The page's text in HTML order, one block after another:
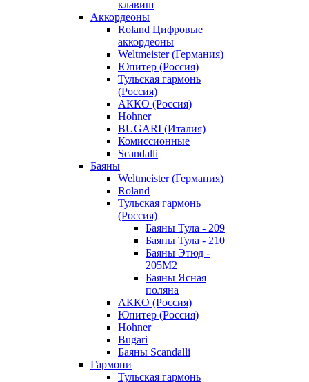
клавиш
Аккордеоны
Roland Цифровые
аккордеоны
Weltmeister (Германия)
Юпитер (Россия)
Тульская гармонь
(Россия)
АККО (Россия)
Hohner
BUGARI (Италия)
Комиссионные
Scandalli
Баяны
Weltmeister (Германия)
Roland
Тульская гармонь
(Россия)
Баяны Тула - 209
Баяны Тула - 210
Баяны Этюд -
205М2
Баяны Ясная
поляна
АККО (Россия)
Юпитер (Россия)
Hohner
Bugari
Баяны Scandalli
Гармони
Тульская гармонь